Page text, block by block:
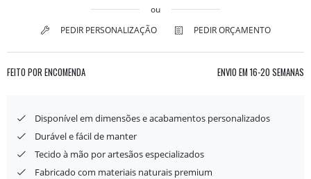
ou
PEDIR PERSONALIZAÇÃO
PEDIR ORÇAMENTO
FEITO POR ENCOMENDA ENVIO EM 16-20 SEMANAS
Disponível em dimensões e acabamentos personalizados
Durável e fácil de manter
Tecido à mão por artesãos especializados
Fabricado com materiais naturais premium